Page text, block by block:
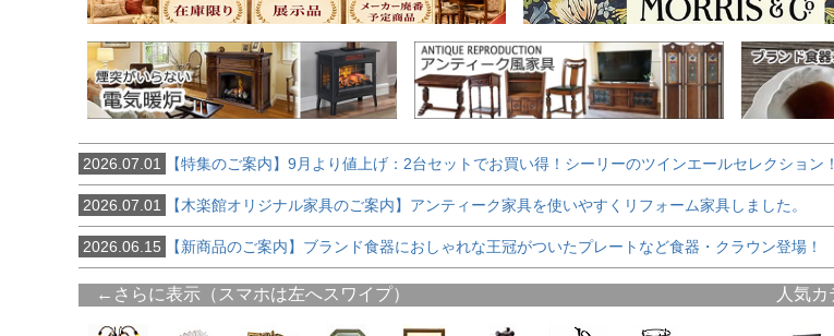
2026.07.01 【特集のご案内】9月より値上げ：2台セットでお買い得！シーリーのツインエールセレクション！
2026.07.01 【木楽館オリジナル家具のご案内】アンティーク家具を使いやすくリフォーム家具しました。
2026.06.15 【新商品のご案内】ブランド食器におしゃれな王冠がついたプレートなど食器・クラウン登場！